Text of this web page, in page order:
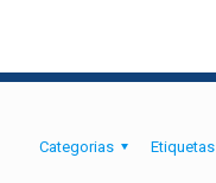
Categorias Etiquetas